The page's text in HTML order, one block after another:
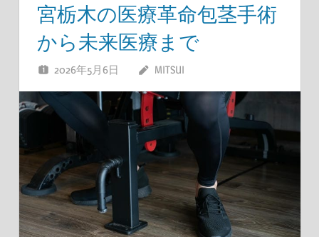
宮栃木の医療革命包茎手術
から未来医療まで
2026年5月6日 MITSUI